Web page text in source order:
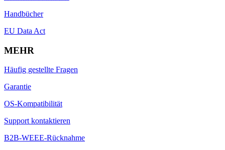
Handbücher
EU Data Act
MEHR
Häufig gestellte Fragen
Garantie
OS-Kompatibilität
Support kontaktieren
B2B-WEEE-Rücknahme